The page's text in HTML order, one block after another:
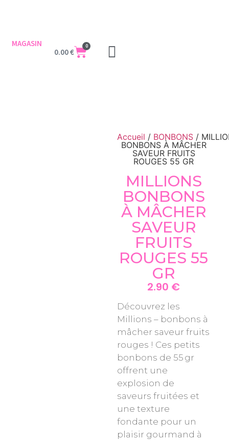
MAGASIN
0.00€
0
Accueil / BONBONS /
BONBONS À MÂCHER
SAVEUR FRUITS
ROUGES 55 GR
MILLIONS
BONBONS
À MÂCHER
SAVEUR
FRUITS
ROUGES 55
GR
2.90 €
Découvrez les
Millions – bonbons à
mâcher saveur fruits
rouges ! Ces petits
bonbons de 55 gr
offrent une
explosion de
saveurs fruitées et
une texture
fondante pour un
plaisir gourmand à